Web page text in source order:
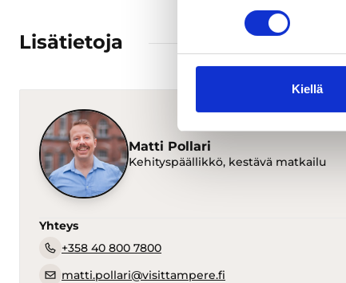
Kiellä
Lisätietoja
Matti Pollari
Kehityspäällikkö, kestävä matkailu
Yhteys
+358 40 800 7800
matti.pollari@visittampere.fi